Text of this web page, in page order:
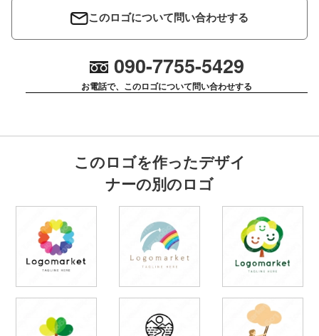
このロゴについて問い合わせする
090-7755-5429
お電話で、このロゴについて問い合わせする
このロゴを作ったデザイ
ナーの別のロゴ